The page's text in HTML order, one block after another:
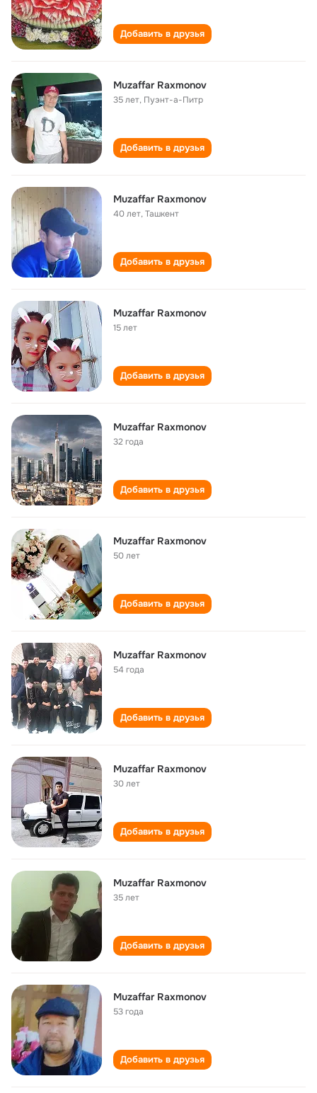
Добавить в друзья
Muzaffar Raxmonov
35 лет, Пуэнт-а-Питр
Добавить в друзья
Muzaffar Raxmonov
40 лет,Ташкент
Добавить в друзья
Muzaffar Raxmonov
15 лет
Добавить в друзья
Muzaffar Raxmonov
32 года
Добавить в друзья
Muzaffar Raxmonov
50 лет
Добавить в друзья
Muzaffar Raxmonov
54 года
Добавить в друзья
Muzaffar Raxmonov
30 лет
Добавить в друзья
Muzaffar Raxmonov
35 лет
Добавить в друзья
Muzaffar Raxmonov
53 года
Добавить в друзья